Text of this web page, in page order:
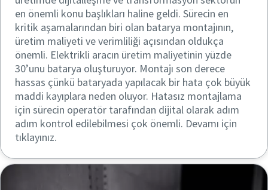
en önemli konu başlıkları haline geldi. Sürecin en
kritik aşamalarından biri olan batarya montajının,
üretim maliyeti ve verimliliği açısından oldukça
önemli. Elektrikli aracın üretim maliyetinin yüzde
30’unu batarya oluşturuyor. Montajı son derece
hassas çünkü bataryada yapılacak bir hata çok büyük
maddi kayıplara neden oluyor. Hatasız montajlama
için sürecin operatör tarafından dijital olarak adım
adım kontrol edilebilmesi çok önemli. Devamı için
tıklayınız.